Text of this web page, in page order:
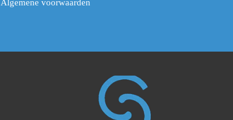
Algemene voorwaarden